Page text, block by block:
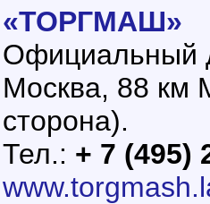
«ТОРГМАШ»
Официальный
Москва, 88 км
сторона).
Тел.: + 7 (495)